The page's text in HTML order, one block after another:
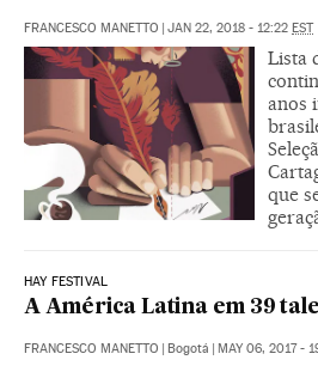
FRANCESCO MANETTO JAN 22, 2018 - 12:22 EST
Lista
anos
que
HAY FESTIVAL
A América Latina em 39
FRANCESCO MANETTO Bogotá MAY 06, 2017 -